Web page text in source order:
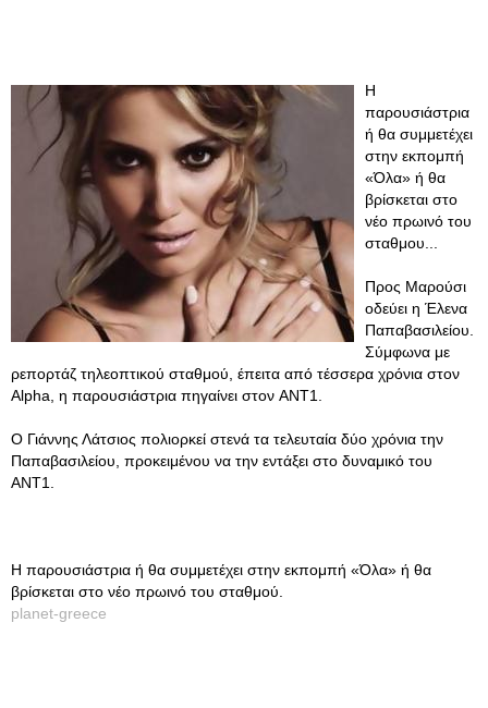
Η
παρουσιάστρια
ή θα συμμετέχει
στην εκπομπή
«Όλα» ή θα
βρίσκεται στο
νέο πρωινό του
σταθμου...
Προς Μαρούσι
οδεύει η Έλενα
Παπαβασιλείου.
Σύμφωνα με
ρεπορτάζ τηλεοπτικού σταθμού, έπειτα από τέσσερα χρόνια στον
Alpha, η παρουσιάστρια πηγαίνει στον AΝΤ1.
Ο Γιάννης Λάτσιος πολιορκεί στενά τα τελευταία δύο χρόνια την
Παπαβασιλείου, προκειμένου να την εντάξει στο δυναμικό του
ΑΝΤ1.
Η παρουσιάστρια ή θα συμμετέχει στην εκπομπή «Όλα» ή θα
βρίσκεται στο νέο πρωινό του σταθμού.
planet-greece